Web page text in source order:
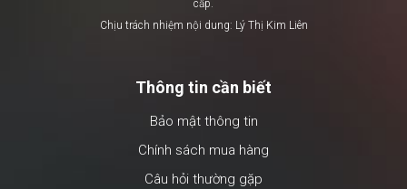
cấp.
Chịu trách nhiệm nội dung: Lý Thị Kim Liên
Thông tin cần biết
Bảo mật thông tin
Chính sách mua hàng
Câu hỏi thường gặp